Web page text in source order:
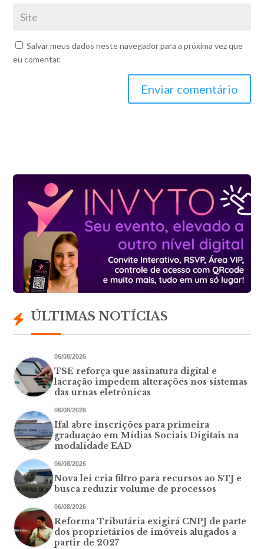
Salvar meus dados neste navegador para a próxima vez que
eu comentar.
Enviar comentário
ÚLTIMAS NOTÍCIAS
06/08/2026
TSE reforça que assinatura digital e
lacração impedem alterações nos sistemas
das urnas eletrônicas
06/08/2026
Ifal abre inscrições para primeira
graduação em Mídias Sociais Digitais na
modalidade EAD
06/08/2026
Nova lei cria filtro para recursos ao STJ e
busca reduzir volume de processos
06/08/2026
Reforma Tributária exigirá CNPJ de parte
dos proprietários de imóveis alugados a
partir de 2027